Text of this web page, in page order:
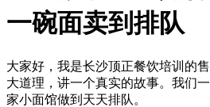
一碗面卖到排队
大家好，我是长沙顶正餐饮培训的
大道理，讲一个真实的故事。我们
家小面馆做到天天排队。